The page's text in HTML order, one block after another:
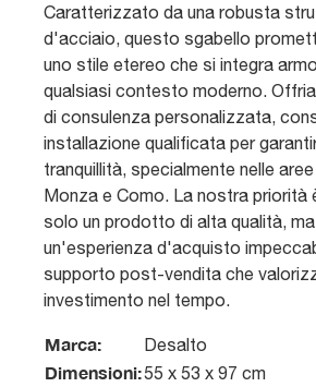
Caratterizzato da una robusta
d'acciaio, questo sgabello
uno stile etereo che si integra
qualsiasi contesto moderno.
di consulenza personalizzata,
installazione qualificata per
tranquillità, specialmente nelle
Monza e Como. La nostra priorità
solo un prodotto di alta qualità,
un'esperienza d'acquisto
supporto post-vendita che
investimento nel tempo.
Marca: Desalto
Dimensioni:55 x 53 x 97 cm